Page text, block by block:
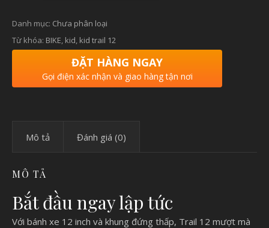
Danh mục: Chưa phân loại
Từ khóa: BIKE, kid, kid trail 12
ĐẶT HÀNG NGAY
Gọi điện xác nhận và giao hàng tận nơi
Mô tả Đánh giá (0)
MÔ TẢ
Bắt đầu ngay lập tức
Với bánh xe 12 inch và khung đứng thấp, Trail 12 mượt mà